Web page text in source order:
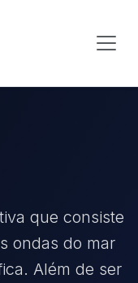
que consiste
ondas do mar
Além de ser